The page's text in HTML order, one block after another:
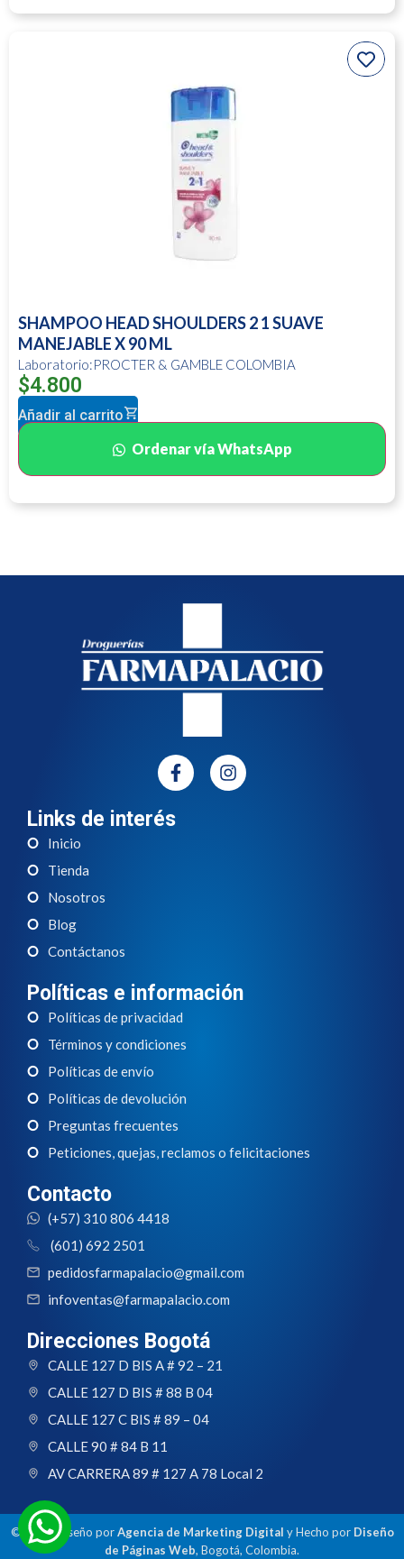
SHAMPOO HEAD SHOULDERS 2 1 SUAVE
MANEJABLE X 90 ML
Laboratorio:PROCTER & GAMBLE COLOMBIA
$4.800
Añadir al carrito
Ordenar vía WhatsApp
Links de interés
Inicio
Tienda
Nosotros
Blog
Contáctanos
Políticas e información
Políticas de privacidad
Términos y condiciones
Políticas de envío
Políticas de devolución
Preguntas frecuentes
Peticiones, quejas, reclamos o felicitaciones
Contacto
(+57) 310 806 4418
(601) 692 2501
pedidosfarmapalacio@gmail.com
infoventas@farmapalacio.com
Direcciones Bogotá
CALLE 127 D BIS A # 92 – 21
CALLE 127 D BIS # 88 B 04
CALLE 127 C BIS # 89 – 04
CALLE 90 # 84 B 11
AV CARRERA 89 # 127 A 78 Local 2
© 2024 Diseño porAgencia de Marketing Digital y Hecho por Diseño
de Páginas Web, Bogotá, Colombia.